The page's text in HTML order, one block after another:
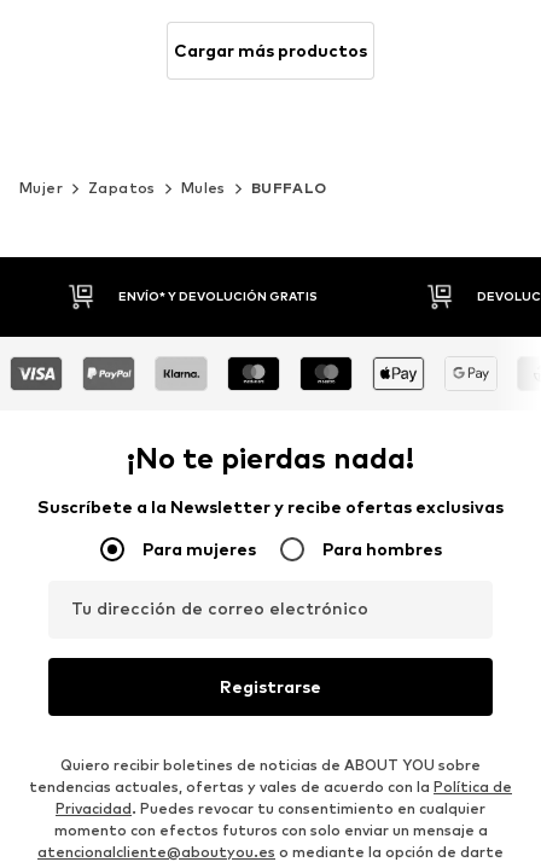
Cargar más productos
Mujer Zapatos Mules BUFFALO
DEVOLUCIONES HASTA 30 DÍAS
¡No te pierdas nada!
Suscríbete a la Newsletter y recibe ofertas exclusivas
Para mujeres Para hombres
Tu dirección de correo electrónico
Registrarse
Quiero recibir boletines de noticias de ABOUT YOU sobre
tendencias actuales, ofertas y vales de acuerdo con la Política de
Privacidad. Puedes revocar tu consentimiento en cualquier
momento con efectos futuros con solo enviar un mensaje a
atencionalcliente@aboutyou.es o mediante la opción de darte